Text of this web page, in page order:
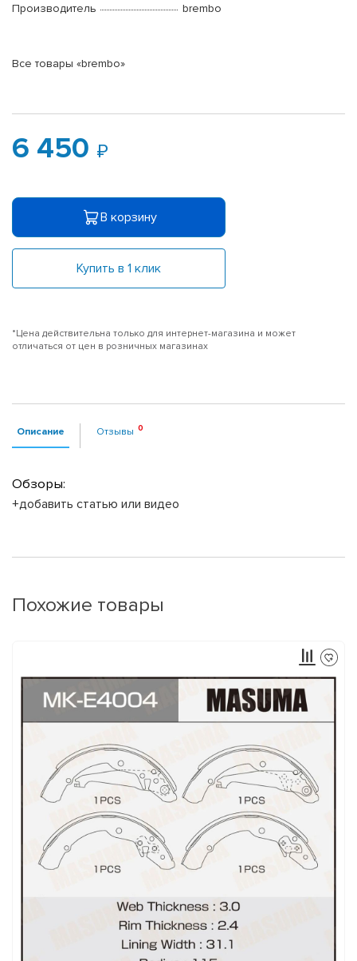
Производитель
brembo
Все товары «brembo»
6 450
В корзину
Купить в 1 клик
*Цена действительна только для интернет-магазина и может
отличаться от цен в розничных магазинах
Описание Отзывы
Обзоры:
+добавить статью или видео
Похожие товары